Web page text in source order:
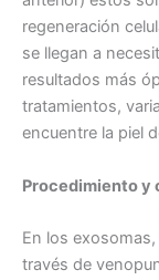
regeneración
se llegan a
resultados más
tratamientos,
encuentre la piel
Procedimiento y
En los
través de